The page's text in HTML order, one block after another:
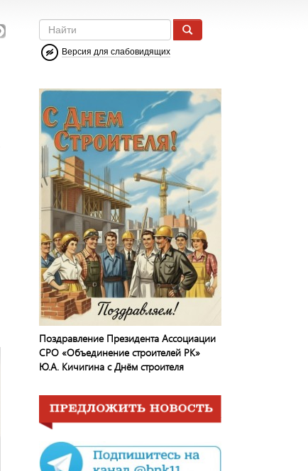
Версия для слабовидящих
Поздравление Президента Ассоциации
СРО «Объединение строителей РК»
Ю.А. Кичигина с Днём строителя